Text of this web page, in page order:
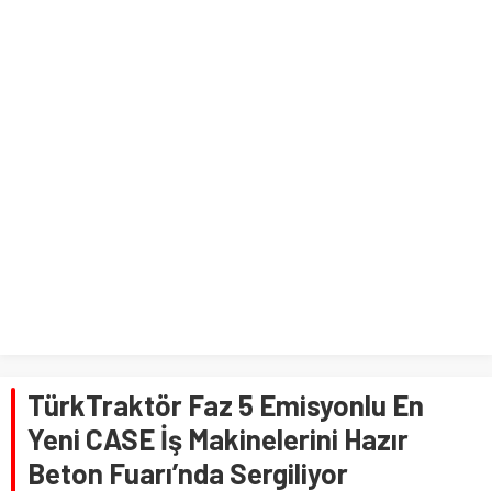
TürkTraktör Faz 5 Emisyonlu En
Yeni CASE İş Makinelerini Hazır
Beton Fuarı’nda Sergiliyor